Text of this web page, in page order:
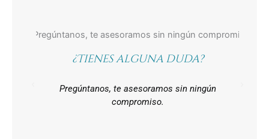
¿Tienes alguna duda?
Pregúntanos, te asesoramos sin ningún
compromiso.